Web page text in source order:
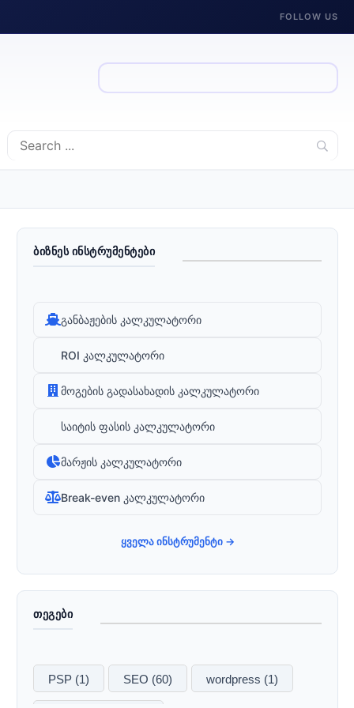
FOLLOW US
ᲑᲘᲖᲜᲔᲡ ᲘᲜᲡᲢᲠᲣᲛᲔᲜᲢᲔᲑᲘ
განბაჟების კალკულატორი
ROI კალკულატორი
მოგების გადასახადის კალკულატორი
საიტის ფასის კალკულატორი
მარჟის კალკულატორი
Break-even კალკულატორი
ყველა ინსტრუმენტი →
ᲗᲔᲒᲔᲑᲘ
PSP (1) SEO (60) wordpress (1)